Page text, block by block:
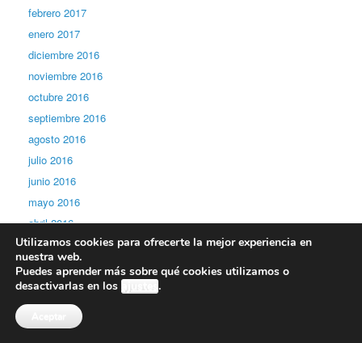
febrero 2017
enero 2017
diciembre 2016
noviembre 2016
octubre 2016
septiembre 2016
agosto 2016
julio 2016
junio 2016
mayo 2016
abril 2016
marzo 2016
septiembre 2015
Categorías
Utilizamos cookies para ofrecerte la mejor experiencia en
nuestra web.
Puedes aprender más sobre qué cookies utilizamos o
desactivarlas en los ajustes.